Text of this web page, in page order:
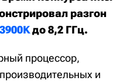
разгон
до 8,2 ГГц.
процессор,
и